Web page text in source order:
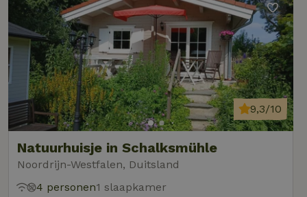
Natuurhuisje in Schalksmühle
Noordrijn-Westfalen, Duitsland
9,3/10
4 personen1 slaapkamer